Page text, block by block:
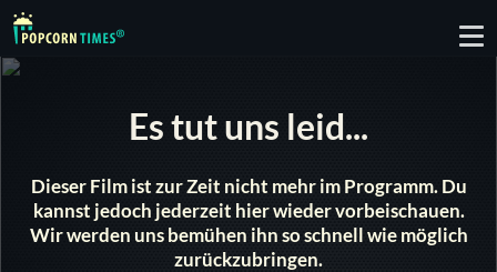
Es tut uns leid...
Dieser Film ist zur Zeit nicht mehr im Programm. Du
kannst jedoch jederzeit hier wieder vorbeischauen.
Wir werden uns bemühen ihn so schnell wie möglich
zurückzubringen.